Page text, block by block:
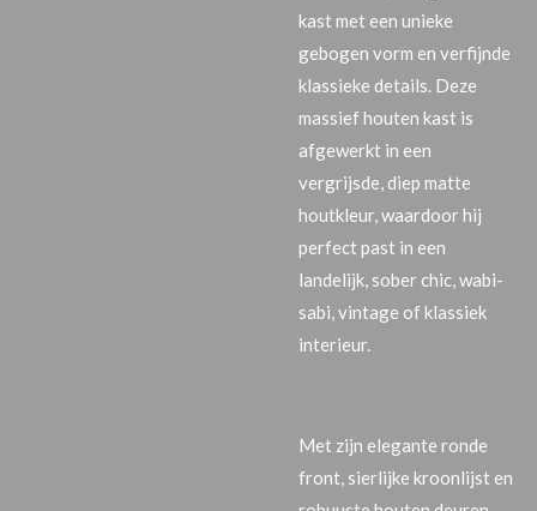
kast met een unieke
gebogen vorm en verfijnde
klassieke details. Deze
massief houten kast is
afgewerkt in een
vergrijsde, diep matte
houtkleur, waardoor hij
perfect past in een
landelijk, sober chic, wabi-
sabi, vintage of klassiek
interieur.
Met zijn elegante ronde
front, sierlijke kroonlijst en